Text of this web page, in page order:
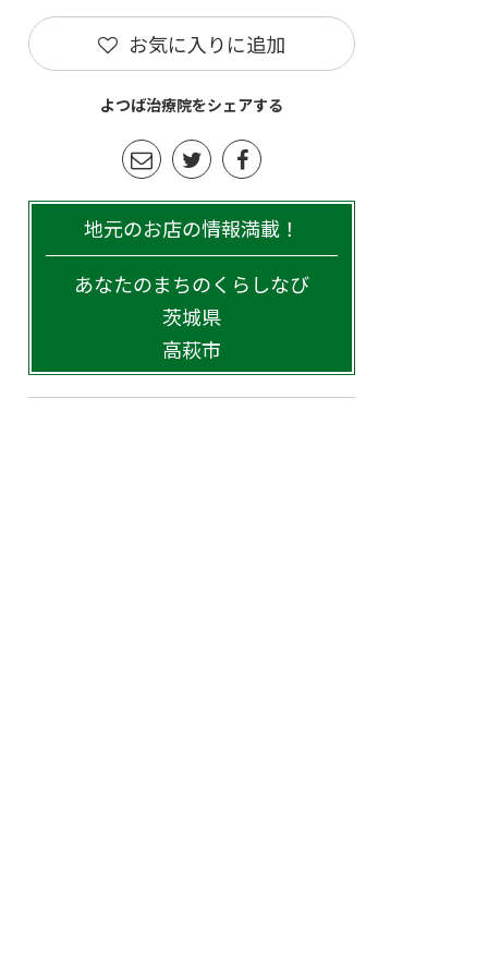
お気に入りに追加
よつば治療院をシェアする
地元のお店の情報満載！
あなたのまちのくらしなび
茨城県
高萩市